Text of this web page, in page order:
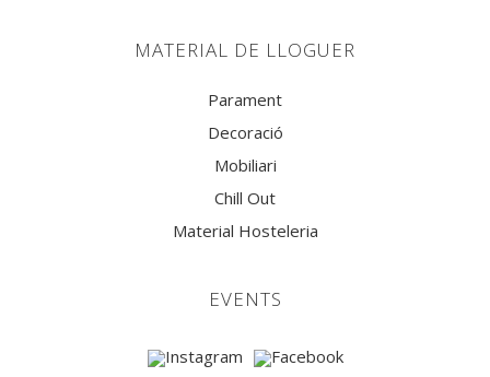
MATERIAL DE LLOGUER
Parament
Decoració
Mobiliari
Chill Out
Material Hosteleria
EVENTS